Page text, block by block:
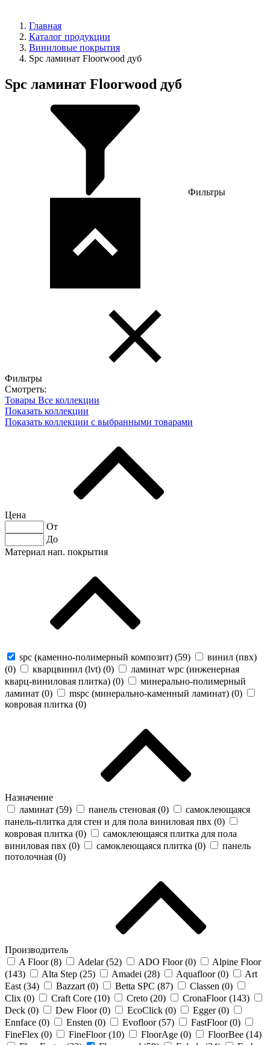
Главная
Каталог продукции
Виниловые покрытия
Spc ламинат Floorwood дуб
Spc ламинат Floorwood дуб
Фильтры
Фильтры
Смотреть:
Товары Все коллекции
Показать коллекции
Показать коллекции с выбранными товарами
Цена
От
До
Материал нап. покрытия
spc (каменно-полимерный композит) (59)
винил (пвх)
(0) кварцвинил (lvt) (0)
ламинат wpc (инженерная
кварц-виниловая плитка) (0)
минерально-полимерный
ламинат (0) mspc (минерально-каменный ламинат) (0)
ковровая плитка (0)
Назначение
ламинат (59) панель стеновая (0)
самоклеющаяся
панель-плитка для стен и для пола виниловая пвх (0)
ковровая плитка (0)
самоклеющаяся плитка для пола
виниловая пвх (0) самоклеющаяся плитка (0)
панель
потолочная (0)
Производитель
A Floor (8) Adelar (52) ADO Floor (0)
Alpine Floor
(143) Alta Step (25) Amadei (28) Aquafloor (0)
Art
East (34) Bazzart (0) Betta SPC (87) Classen (0)
Clix (0) Craft Core (10) Creto (20) CronaFloor (143)
Deck (0) Dew Floor (0) EcoClick (0) Egger (0)
Ennface (0) Ensten (0) Evofloor (57) FastFloor (0)
FineFlex (0) FineFloor (10) FloorAge (0) FloorBee (14)